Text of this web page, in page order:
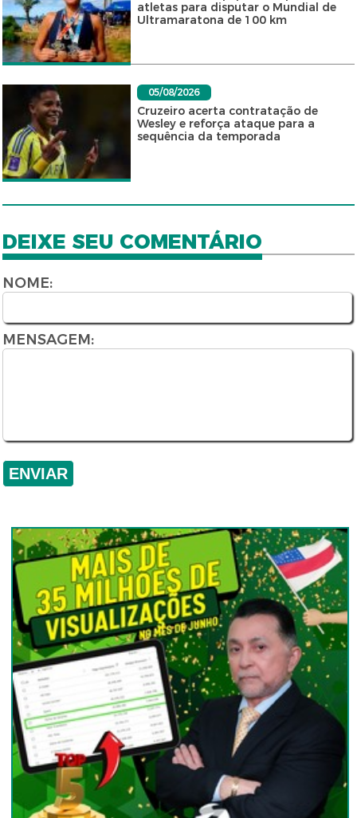
atletas para disputar o Mundial de
Ultramaratona de 100 km
05/08/2026
Cruzeiro acerta contratação de
Wesley e reforça ataque para a
sequência da temporada
DEIXE SEU COMENTÁRIO
NOME:
MENSAGEM: